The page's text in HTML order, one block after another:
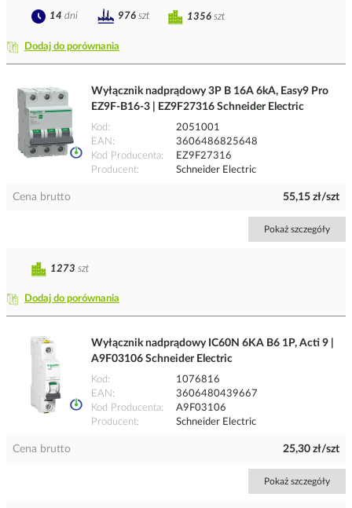
Dodaj do porównania
1356 szt
14 dni 976 szt
Wyłącznik nadprądowy 3P B 16A 6kA, Easy9 Pro
EZ9F-B16-3 | EZ9F27316 Schneider Electric
Kod
2051001
EAN
3606486825648
Kod Producenta
EZ9F27316
Producent
Schneider Electric
Cena brutto 55,15 zł/szt
Pokaż szczegóły
Dodaj do porównania
1273 szt
Wyłącznik nadprądowy IC60N 6KA B6 1P, Acti 9 |
A9F03106 Schneider Electric
Kod
1076816
EAN
3606480439667
Kod Producenta
A9F03106
Producent
Schneider Electric
Cena brutto 25,30 zł/szt
Pokaż szczegóły